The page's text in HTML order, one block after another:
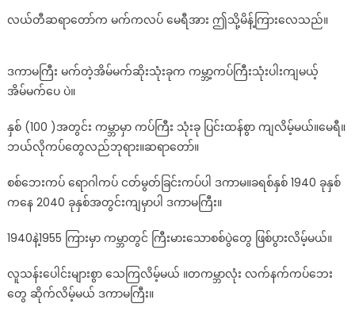
လယ်တီဆရာတော်က မက်ကလပ် မေရီအား ဤသို့မိန့်ကြားလေသည်။
ဒကာမကြီး မက်တဲ့အိမ်မက်ဆိုးသုံးခုက ကမ္ဘာ့ကပ်ကြီးသုံးပါးကျမယ့်
အိမ်မက်ပေ ပဲ။
နှစ် (100 )အတွင်း ကမ္ဘာမှာ ကပ်ကြီး သုံးခု ပြင်းထန်စွာ ကျလိမ့်မယ်။မေရီ။
ဘယ်လိုကပ်တွေလည်ဘုရား။ဆရာတော်။
စစ်ဘေးကပ် ရောဂါကပ် ငတ်မွတ်ခြင်းကပ်ပါ ဒကာမ။ခရစ်နှစ် 1940 ခုနှစ်
ကနေ 2040 ခုနှစ်အတွင်းကျမှာပါ ဒကာမကြီး။
1940နဲ့1955 ကြားမှာ ကမ္ဘာတွင် ကြီးမားသောစစ်ပွဲတွေ ဖြစ်ပွားလိမ့်မယ်။
လူသန်းပေါင်းများစွာ သေကြလိမ့်မယ် ။တကမ္ဘာလုံး လက်နက်ကပ်ဘေး
တွေ ဆိုက်လိမ့်မယ် ဒကာမကြီး။